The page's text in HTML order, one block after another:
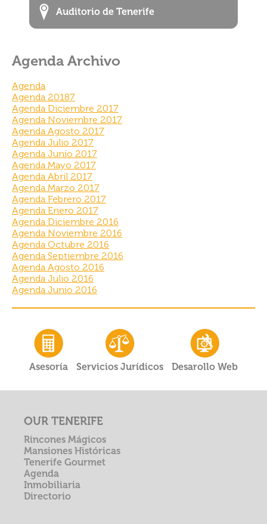
Auditorio de Tenerife
Agenda Archivo
Agenda
Agenda 20187
Agenda Diciembre 2017
Agenda Noviembre 2017
Agenda Agosto 2017
Agenda Julio 2017
Agenda Junio 2017
Agenda Mayo 2017
Agenda Abril 2017
Agenda Marzo 2017
Agenda Febrero 2017
Agenda Enero 2017
Agenda Diciembre 2016
Agenda Noviembre 2016
Agenda Octubre 2016
Agenda Septiembre 2016
Agenda Agosto 2016
Agenda Julio 2016
Agenda Junio 2016
Asesoría Servicios Jurídicos Desarollo Web
OUR TENERIFE
Rincones Mágicos
Mansiones Históricas
Tenerife Gourmet
Agenda
Inmobiliaria
Directorio